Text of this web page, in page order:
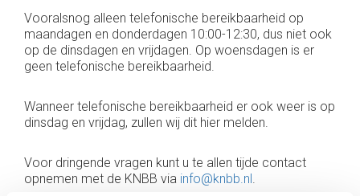
Vooralsnog alleen telefonische bereikbaarheid op
maandagen en donderdagen 10:00-12:30, dus niet ook
op de dinsdagen en vrijdagen. Op woensdagen is er
geen telefonische bereikbaarheid.
Wanneer telefonische bereikbaarheid er ook weer is op
dinsdag en vrijdag, zullen wij dit hier melden.
Voor dringende vragen kunt u te allen tijde contact
opnemen met de KNBB via info@knbb.nl.